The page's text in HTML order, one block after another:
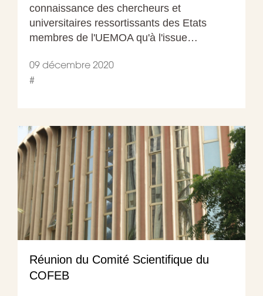
connaissance des chercheurs et
universitaires ressortissants des Etats
membres de l'UEMOA qu'à l'issue…
09 décembre 2020
#
Réunion du Comité Scientifique du
COFEB